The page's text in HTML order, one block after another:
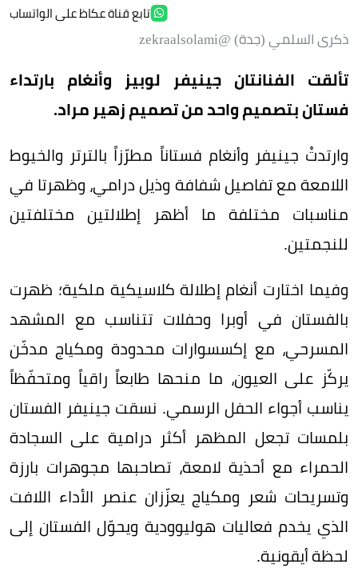
تابع قناة عكاظ على الواتساب
ذكرى السلمي (جدة) @zekraalsolami
تألقت الفنانتان جينيفر لوبيز وأنغام بارتداء
فستان بتصميم واحد من تصميم زهير مراد.
وارتدتْ جينيفر وأنغام فستاناً مطرّزاً بالترتر والخيوط
اللامعة مع تفاصيل شفافة وذيل درامي، وظهرتا في
مناسبات مختلفة ما أظهر إطلالتين مختلفتين
للنجمتين.
وفيما اختارت أنغام إطلالة كلاسيكية ملكية؛ ظهرت
بالفستان في أوبرا وحفلات تتناسب مع المشهد
المسرحي، مع إكسسوارات محدودة ومكياج مدخّن
يركّز على العيون، ما منحها طابعاً راقياً ومتحفّظاً
يناسب أجواء الحفل الرسمي. نسقت جينيفر الفستان
بلمسات تجعل المظهر أكثر درامية على السجادة
الحمراء مع أحذية لامعة، تصاحبها مجوهرات بارزة
وتسريحات شعر ومكياج يعزّزان عنصر الأداء اللافت
الذي يخدم فعاليات هوليوودية ويحوّل الفستان إلى
لحظة أيقونية.